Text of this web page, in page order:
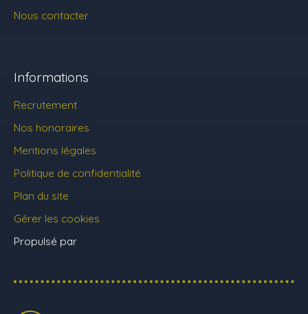
Nous contacter
Informations
Recrutement
Nos honoraires
Mentions légales
Politique de confidentialité
Plan du site
Gérer les cookies
Propulsé par